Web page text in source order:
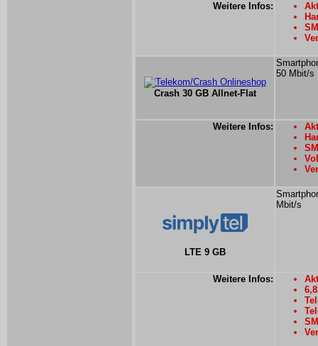
Weitere Infos:
Crash 30 GB Allnet-Flat
50 Mbit/s
Weitere Infos:
LTE 9 GB
Mbit/s
Weitere Infos: